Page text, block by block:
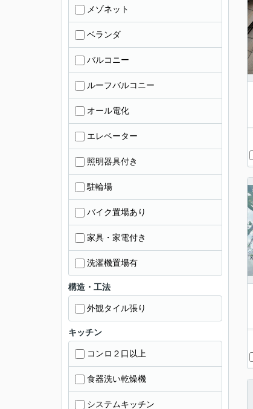
メゾネット
ベランダ
バルコニー
ルーフバルコニー
オール電化
エレベーター
照明器具付き
駐輪場
バイク置場あり
家具・家電付き
洗濯機置場有
構造・工法
外観タイル張り
キッチン
コンロ２口以上
食器洗い乾燥機
システムキッチン